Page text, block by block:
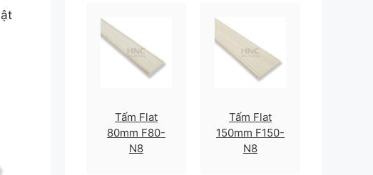
Tấm Flat
80mm F80-
N8
Tấm Flat
150mm F150-
N8